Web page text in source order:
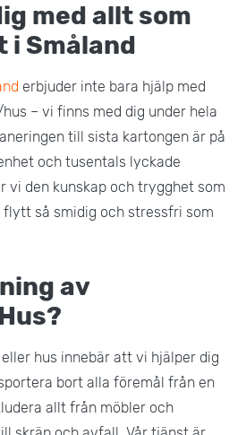
med allt som
Småland
erbjuder inte bara hjälp med
– vi finns med dig under hela
till sista kartongen är på
och tusentals lyckade
vi den kunskap och trygghet som
så smidig och stressfri som
av
hus innebär att vi hjälper dig
bort alla föremål från en
allt från möbler och